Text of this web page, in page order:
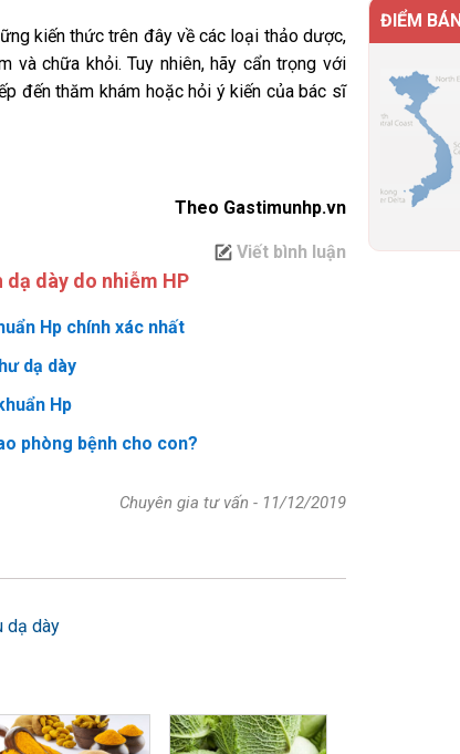
kiến thức trên đây về các loại thảo dược,
và chữa khỏi. Tuy nhiên, hãy cẩn trọng với
đến thăm khám hoặc hỏi ý kiến của bác sĩ
Theo Gastimunhp.vn
Viết bình luận
dạ dày do nhiễm HP
Hp chính xác nhất
dạ dày
Hp
phòng bệnh cho con?
Chuyên gia tư vấn - 11/12/2019
dạ dày
ĐIỂM